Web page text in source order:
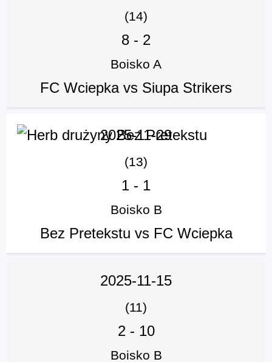
(14)
8 - 2
Boisko A
FC Wciepka vs Siupa Strikers
2025-11-29
(13)
1 - 1
Boisko B
Bez Pretekstu vs FC Wciepka
2025-11-15
(11)
2- 10
Boisko B